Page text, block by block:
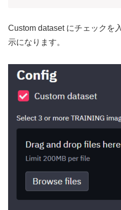
Custom dataset にチェックを
示になります。